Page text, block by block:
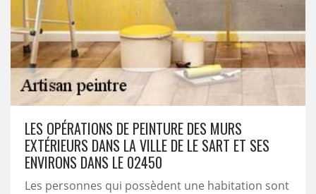
LES OPÉRATIONS DE PEINTURE DES MURS
EXTÉRIEURS DANS LA VILLE DE LE SART ET SES
ENVIRONS DANS LE 02450
Les personnes qui possèdent une habitation sont